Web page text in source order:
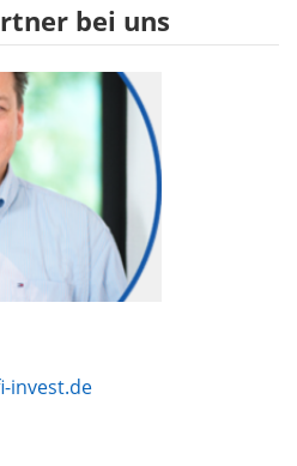
bei uns
invest.de